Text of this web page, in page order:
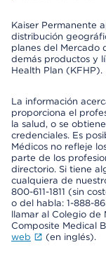
Kaiser Permanente
distribución
planes del Mercado
demás productos y
Health Plan (KFHP).
La información
proporciona el
la salud, o se
credenciales. Es
Médicos no refleje
parte de los
directorio. Si tiene
cualquiera de
800-611-1811 (sin
o del habla: 1-888-
llamar al Colegio de
Composite Medical
web
(en inglés).